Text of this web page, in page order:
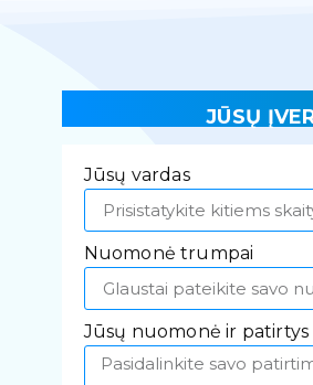
JŪSŲ
Jūsų vardas
Nuomonė trumpai
Jūsų nuomonė ir patirtys